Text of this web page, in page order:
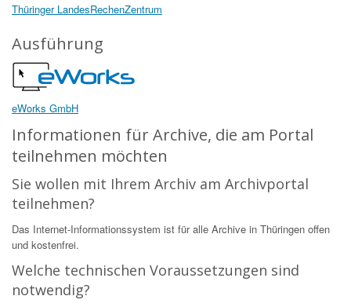
Thüringer LandesRechenZentrum
Ausführung
eWorks GmbH
Informationen für Archive, die am Portal
teilnehmen möchten
Sie wollen mit Ihrem Archiv am Archivportal
teilnehmen?
Das Internet-Informationssystem ist für alle Archive in Thüringen offen
und kostenfrei.
Welche technischen Voraussetzungen sind
notwendig?